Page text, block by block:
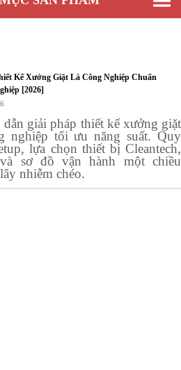
Kế Xưởng Giặt Là Công Nghiệp Chuẩn
[2026]
giải pháp thiết kế xưởng giặt
nghiệp tối ưu năng suất. Quy
lựa chọn thiết bị Cleantech,
sơ đồ vận hành một chiều
nhiễm chéo.